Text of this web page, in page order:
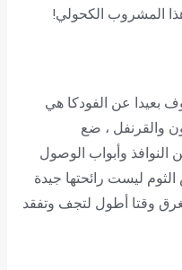
هذا المشروب الكحولي!
بعيدا عن الفودكا هي
والقرنفل ، ضع
النوافذ وأبواب الوصول
ليست رائحتها جيدة
وقتا أطول لتجف وتفقد